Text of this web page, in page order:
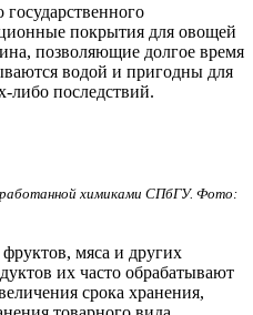
покрытия для овощей
позволяющие долгое время
водой и пригодны для
либо последствий.
химиками СПбГУ. Фото:
мяса и других
их часто обрабатывают
срока хранения,